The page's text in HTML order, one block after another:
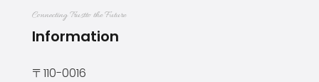
Connecting Trustto the Future
Information
〒110-0016